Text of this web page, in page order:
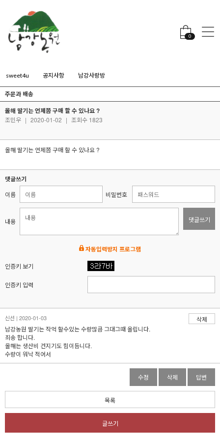
0
sweet4u 공지사항 남강사랑방
주문과 배송
올해 딸기는 언제쯤 구매 할 수 있나요 ?
조민우 | 2020-01-02 | 조회수 1823
올해 딸기는 언제쯤 구매 할 수 있나요 ?
댓글쓰기
이름 비밀번호
내용 댓글쓰기
자동입력방지 프로그램
인증키 보기
인증키 입력
신선 | 2020-01-03
삭제
남강농원 딸기는 작억 할수있는 수량많큼 그대그때 올립니다.
죄송 합니다.
올해는 생산비 건지기도 힘이듬니다.
수량이 워낙 적어서
수정 삭제 답변
목록
글쓰기